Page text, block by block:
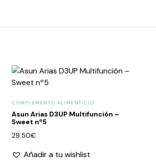
COMPLEMENTO ALIMENTICIO
Asun Arias D3UP Multifunción –
Sweet nº5
29.50€
Añadir a tu wishlist